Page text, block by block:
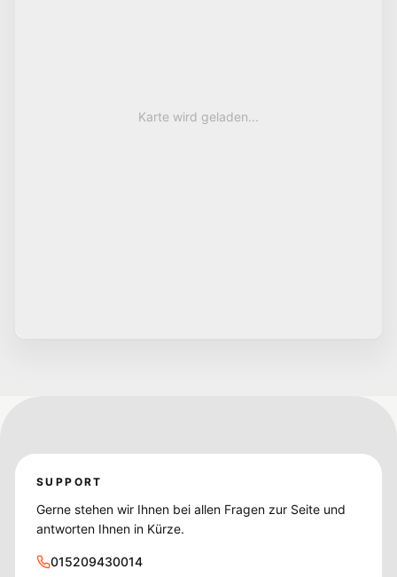
Karte wird geladen...
SUPPORT
Gerne stehen wir Ihnen bei allen Fragen zur Seite und
antworten Ihnen in Kürze.
015209430014